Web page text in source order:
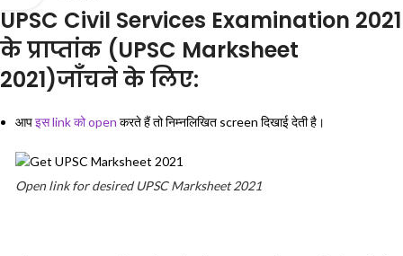
UPSC Civil Services Examination 2021
के प्राप्तांक (UPSC Marksheet
2021)जाँचने के लिए:
आपइस link को open करते हैं तो निम्नलिखित screen दिखाई देती है।
Open link for desired UPSC Marksheet 2021